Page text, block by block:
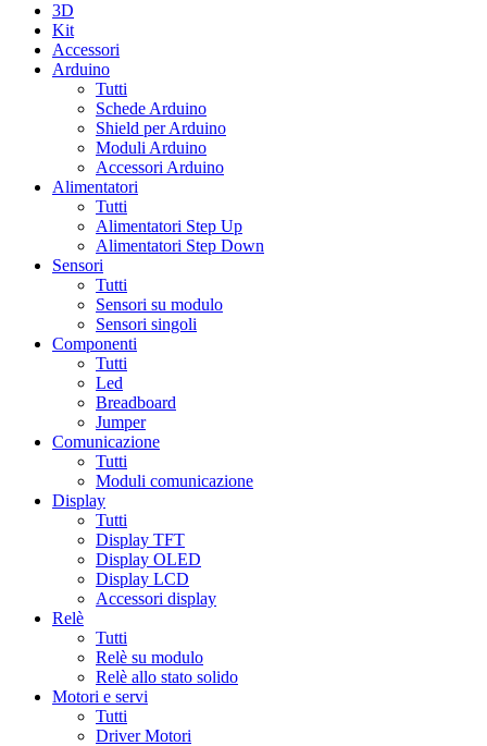
3D
Kit
Accessori
Arduino
Tutti
Schede Arduino
Shield per Arduino
Moduli Arduino
Accessori Arduino
Alimentatori
Tutti
Alimentatori Step Up
Alimentatori Step Down
Sensori
Tutti
Sensori su modulo
Sensori singoli
Componenti
Tutti
Led
Breadboard
Jumper
Comunicazione
Tutti
Moduli comunicazione
Display
Tutti
Display TFT
Display OLED
Display LCD
Accessori display
Relè
Tutti
Relè su modulo
Relè allo stato solido
Motori e servi
Tutti
Driver Motori